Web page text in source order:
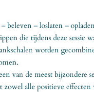
beleven – loslaten –
die tijdens deze sessie
worden
van de meest bijzondere
zowel alle positieve effecten